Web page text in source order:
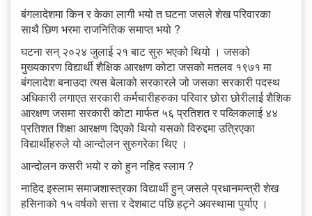
बंगलादेशमा किन र केका लागी भयो त घटना जसले शेख परिवारका
साथै छिण भरमा राजनितिक समाप्त भयो ?
घटना सन् २०२४ जुलाई २१ बाट सुरु भएको थियो । जसको
मुख्यकारण विद्यार्थी शैक्षिक आरक्षण कोटा जसको मतलव १९७१ मा
बंगलादेश बनाउदा त्यस बेलाको सरकारले जो जसका सरकारी पदस्थ
अधिकारी लगाएत सरकारी कर्मचारीहरुका परिवार छोरा छोरीलाई शैशिक
आरक्षण जसमा सरकारी कोटा मार्फत ५६ प्रतिशत र पव्लिकलाई ४४
प्रतिशत शिक्षा आरक्षण दिएको थियो यसको विरुद्दमा उत्रिएका
विद्यार्थीहरुले यो आन्दोलन सुरुगरेका थिए ।
आन्दोलन कसरी भयो र को हुन नहिद स्लाम ?
नाहिद इस्लाम समाजशास्त्रका विद्यार्थी हुन् जसले प्रधानमन्त्री शेख
हसिनाको १५ वर्षको सत्ता र देशबाट पछि हट्ने अवस्थामा पुर्याए ।